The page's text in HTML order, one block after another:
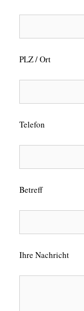
PLZ / Ort
Telefon
Betreff
Ihre Nachricht